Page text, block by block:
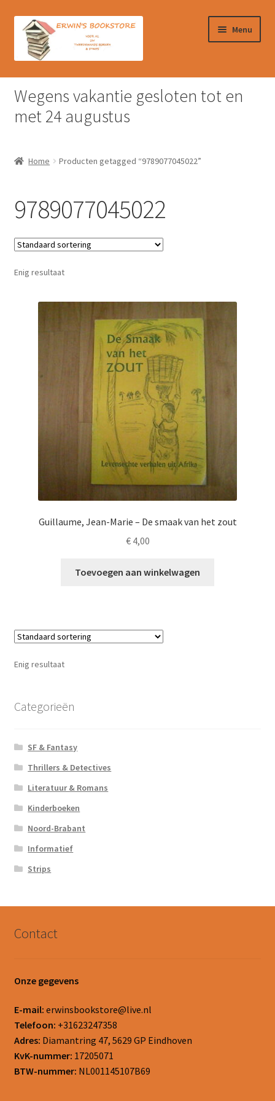
door
naar
naar
Menu
Home
Afrekenen
Verzendkosten & Ophalen boeken
Winkelmand
Wegens vakantie gesloten tot en
met 24 augustus
Home Producten getagged “9789077045022”
9789077045022
Enig resultaat
Guillaume, Jean-Marie – De smaak van het zout
€4,00
Toevoegen aan winkelwagen
Enig resultaat
Categorieën
SF & Fantasy
Thrillers & Detectives
Literatuur & Romans
Kinderboeken
Noord-Brabant
Informatief
Strips
Contact
Onze gegevens
E-mail: erwinsbookstore@live.nl
Telefoon: +31623247358
Adres: Diamantring 47, 5629 GP Eindhoven
KvK-nummer: 17205071
BTW-nummer: NL001145107B69